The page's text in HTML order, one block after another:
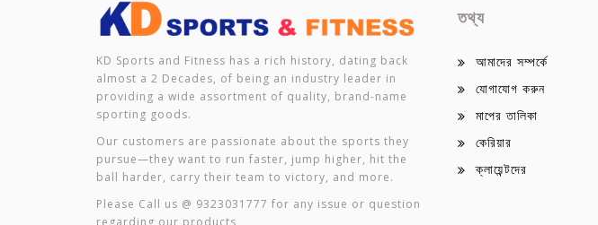
KD Sports and Fitness has a rich history, dating back
almost a 2 Decades, of being an industry leader in
providing a wide assortment of quality, brand-name
sporting goods.
Our customers are passionate about the sports they
pursue—they want to run faster, jump higher, hit the
ball harder, carry their team to victory, and more.
Please Call us @ 9323031777 for any issue or question
তথ্য
আমাদের সম্পর্কে
যোগাযোগ করুন
মাপের তালিকা
কেরিয়ার
ক্লায়েন্টদের